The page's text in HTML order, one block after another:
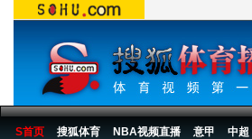
S首页 搜狐体育 NBA视频直播 意甲 中超